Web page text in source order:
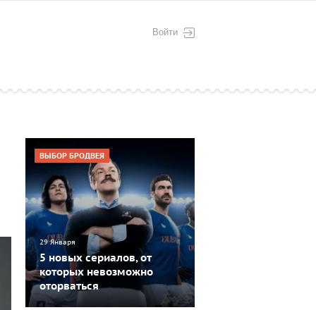
Войти
ВЫБОР БРОДВЕЯ
29 Января
5 новых сериалов, от
которых невозможно
оторваться